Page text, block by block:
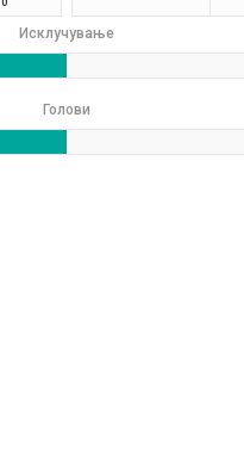
Исклучување
Голови